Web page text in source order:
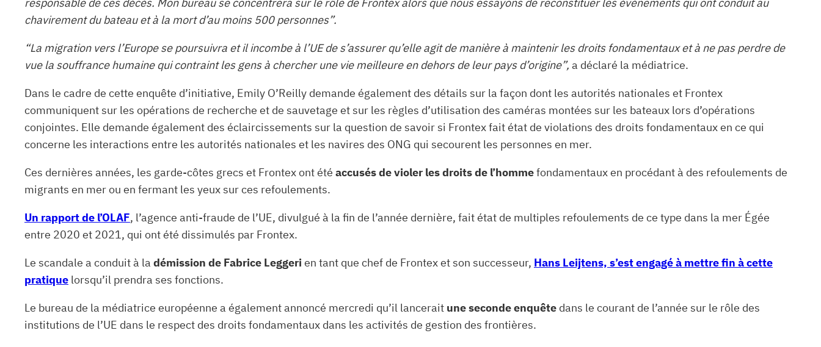
chavirement du bateau et à la mort d’au moins 500 personnes”.
“La migration vers l’Europe se poursuivra et il incombe à l’UE de s’assurer qu’elle agit de manière à maintenir les droits fondamentaux et à ne pas perdre de
vue la souffrance humaine qui contraint les gens à chercher une vie meilleure en dehors de leur pays d’origine”, a déclaré la médiatrice.
Dans le cadre de cette enquête d’initiative, Emily O’Reilly demande également des détails sur la façon dont les autorités nationales et Frontex
communiquent sur les opérations de recherche et de sauvetage et sur les règles d’utilisation des caméras montées sur les bateaux lors d’opérations
conjointes. Elle demande également des éclaircissements sur la question de savoir si Frontex fait état de violations des droits fondamentaux en ce qui
concerne les interactions entre les autorités nationales et les navires des ONG qui secourent les personnes en mer.
Ces dernières années, les garde-côtes grecs et Frontex ont été accusés de violer les droits de l’hommefondamentaux en procédant à des refoulements de
migrants en mer ou en fermant les yeux sur ces refoulements.
Un rapport de l’OLAF, l’agence anti-fraude de l’UE, divulgué à la fin de l’année dernière, fait état de multiples refoulements de ce type dans la mer Égée
entre 2020 et 2021, qui ont été dissimulés par Frontex.
Le scandale a conduit à la démission de Fabrice Leggeri en tant que chef de Frontex et son successeur, Hans Leijtens, s’est engagé à mettre fin à cette
pratique lorsqu’il prendra ses fonctions.
Le bureau de la médiatrice européenne a également annoncé mercredi qu’il lancerait une seconde enquête dans le courant de l’année sur le rôle des
institutions de l’UE dans le respect des droits fondamentaux dans les activités de gestion des frontières.